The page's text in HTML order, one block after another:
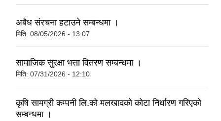
अबैध संरचना हटाउने सम्बन्धमा ।
मिति: 08/05/2026 - 13:07
सामाजिक सुरक्षा भत्ता वितरण सम्बन्धमा ।
मिति: 07/31/2026 - 12:10
कृषि सामग्री कम्पनी लि.को मलखादको कोटा निर्धारण गरिएको
सम्बन्धमा ।